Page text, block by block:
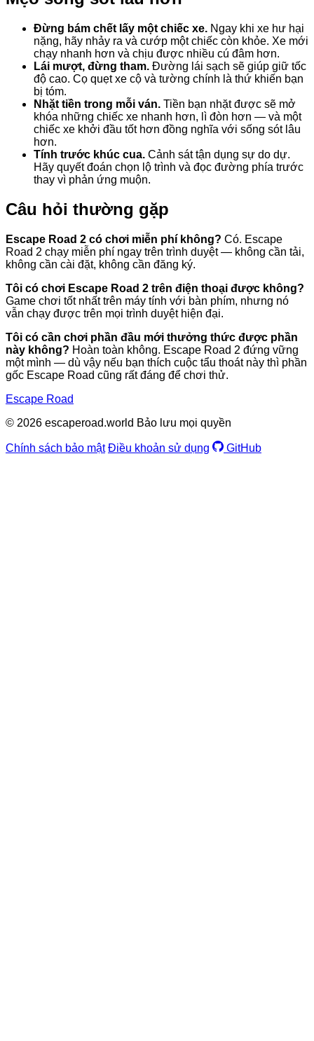
Đừng bám chết lấy một chiếc xe. Ngay khi xe hư hại
nặng, hãy nhảy ra và cướp một chiếc còn khỏe. Xe mới
chạy nhanh hơn và chịu được nhiều cú đâm hơn.
Lái mượt, đừng tham. Đường lái sạch sẽ giúp giữ tốc
độ cao. Cọ quẹt xe cộ và tường chính là thứ khiến bạn
bị tóm.
Nhặt tiền trong mỗi ván. Tiền bạn nhặt được sẽ mở
khóa những chiếc xe nhanh hơn, lì đòn hơn — và một
chiếc xe khởi đầu tốt hơn đồng nghĩa với sống sót lâu
hơn.
Tính trước khúc cua. Cảnh sát tận dụng sự do dự.
Hãy quyết đoán chọn lộ trình và đọc đường phía trước
thay vì phản ứng muộn.
Câu hỏi thường gặp
Escape Road 2 có chơi miễn phí không? Có. Escape
Road 2 chạy miễn phí ngay trên trình duyệt — không cần tải,
không cần cài đặt, không cần đăng ký.
Tôi có chơi Escape Road 2 trên điện thoại được không?
Game chơi tốt nhất trên máy tính với bàn phím, nhưng nó
vẫn chạy được trên mọi trình duyệt hiện đại.
Tôi có cần chơi phần đầu mới thưởng thức được phần
này không? Hoàn toàn không. Escape Road 2 đứng vững
một mình — dù vậy nếu bạn thích cuộc tẩu thoát này thì phần
gốc Escape Road cũng rất đáng để chơi thử.
Escape Road
© 2026 escaperoad.world Bảo lưu mọi quyền
Chính sách bảo mật Điều khoản sử dụng GitHub